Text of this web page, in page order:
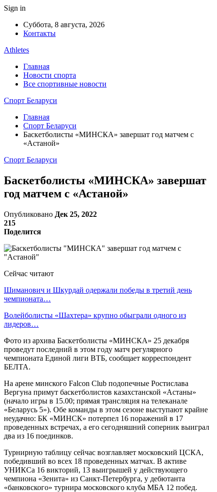
Sign in
Суббота, 8 августа, 2026
Контакты
Athletes
Главная
Новости спорта
Все спортивные новости
Спорт Беларуси
Главная
Спорт Беларуси
Баскетболисты «МИНСКА» завершат год матчем с
«Астаной»
Спорт Беларуси
Баскетболисты «МИНСКА» завершат
год матчем с «Астаной»
Опубликовано Дек 25, 2022
215
Поделится
Сейчас читают
Шиманович и Шкурдай одержали победы в третий день
чемпионата…
Волейболисты «Шахтера» крупно обыграли одного из
лидеров…
Фото из архива Баскетболисты «МИНСКА» 25 декабря
проведут последний в этом году матч регулярного
чемпионата Единой лиги ВТБ, сообщает корреспондент
БЕЛТА.
На арене минского Falcon Club подопечные Ростислава
Вергуна примут баскетболистов казахстанской «Астаны»
(начало игры в 15.00; прямая трансляция на телеканале
«Беларусь 5»). Обе команды в этом сезоне выступают крайне
неудачно: БК «МИНСК» потерпел 16 поражений в 17
проведенных встречах, а его сегодняшний соперник выиграл
два из 16 поединков.
Турнирную таблицу сейчас возглавляет московский ЦСКА,
победивший во всех 18 проведенных матчах. В активе
УНИКСа 16 викторий, 13 выигрышей у действующего
чемпиона «Зенита» из Санкт-Петербурга, у дебютанта
«банковского» турнира московского клуба МБА 12 побед.